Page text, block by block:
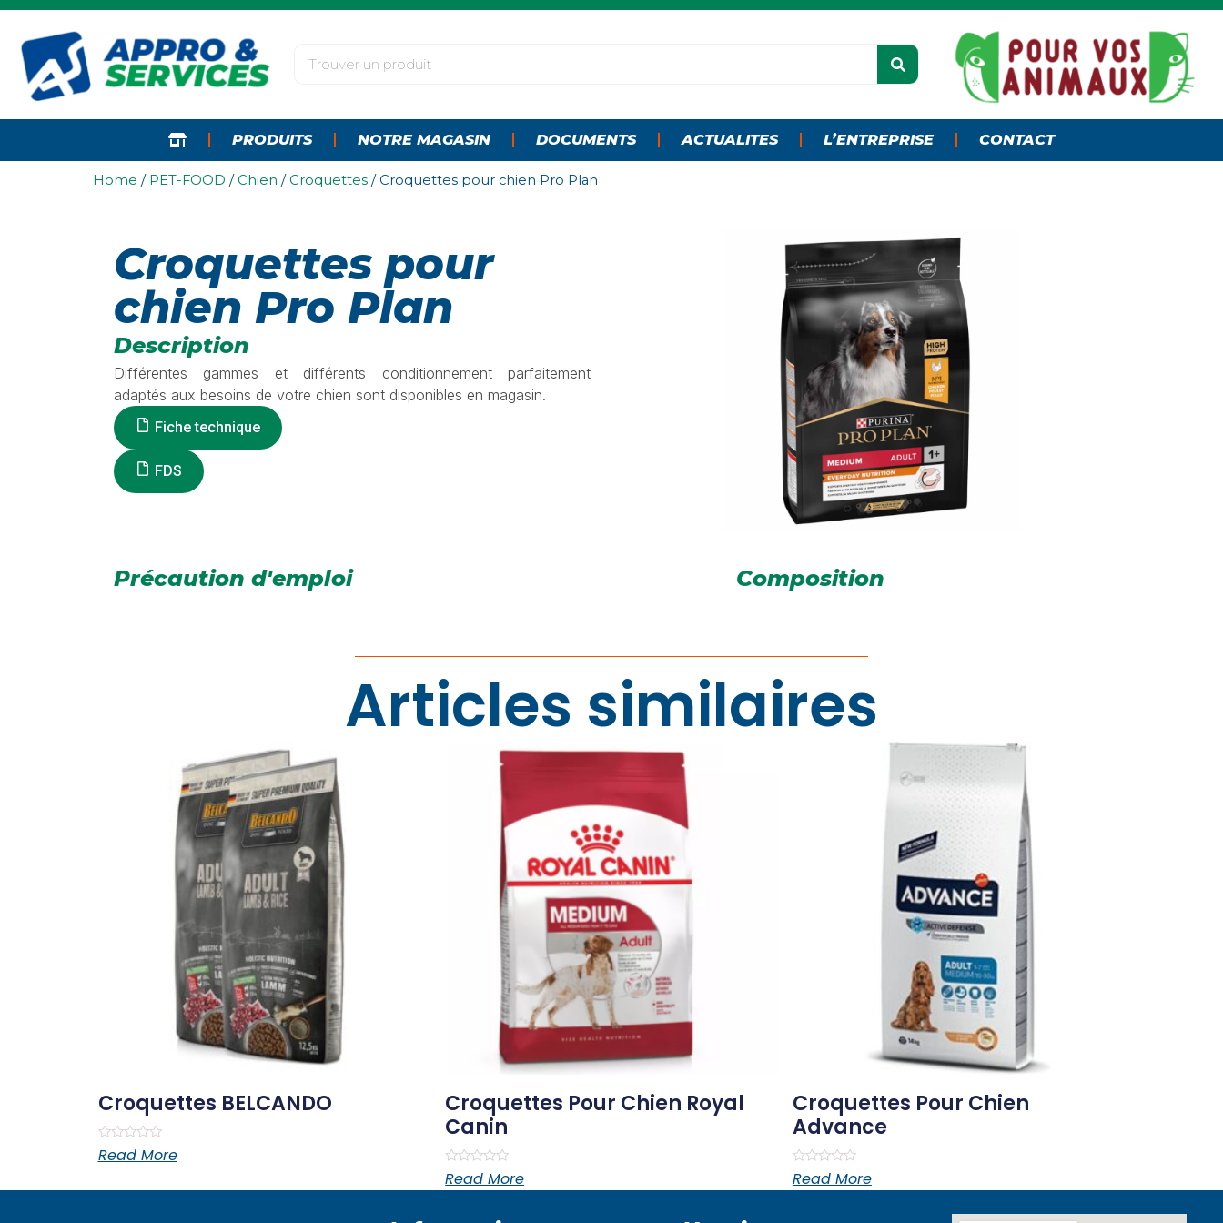
PRODUITS NOTRE MAGASIN DOCUMENTS ACTUALITES L’ENTREPRISE CONTACT
Home / PET-FOOD /Chien /Croquettes / Croquettes pour chien Pro Plan
Croquettes pour
chien Pro Plan
Description
Différentes gammes et différents conditionnement parfaitement
adaptés aux besoins de votre chien sont disponibles en magasin.
Fiche technique
FDS
Précaution d'emploi Composition
Articles similaires
Croquettes BELCANDO
Rated
0
Read More
Croquettes Pour Chien Royal
Canin
Rated
0
Read More
Croquettes Pour Chien
Advance
Rated
0
Read More